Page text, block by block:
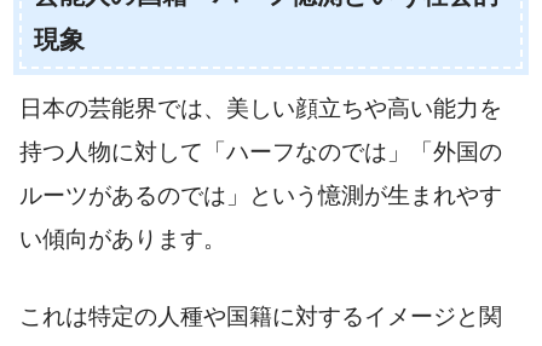
現象
日本の芸能界では、美しい顔立ちや高い能力を
持つ人物に対して「ハーフなのでは」「外国の
ルーツがあるのでは」という憶測が生まれやす
い傾向があります。
これは特定の人種や国籍に対するイメージと関